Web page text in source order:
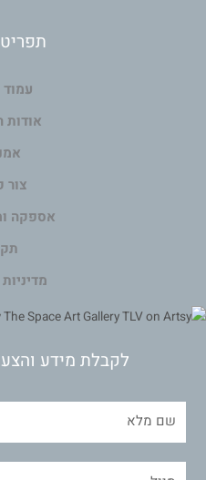
עמוד
אודות
צור
אספקה
לקבלת מידע